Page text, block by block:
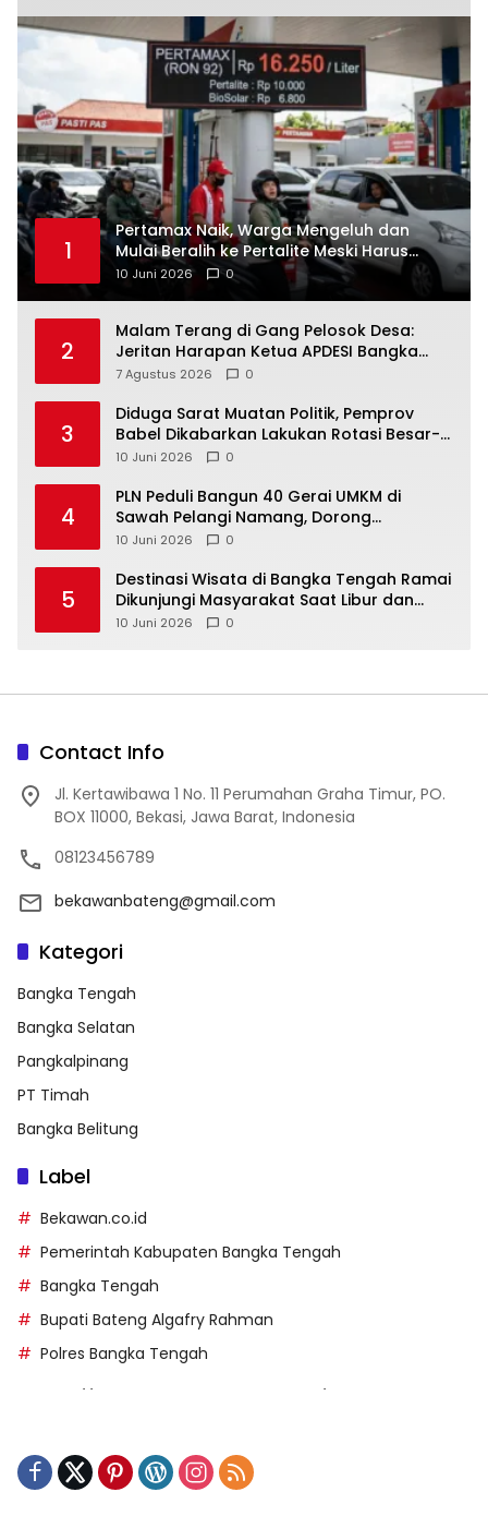
1
‎Pertamax Naik, Warga Mengeluh dan
Mulai Beralih ke Pertalite Meski Harus
10 Juni 2026 0
2
Malam Terang di Gang Pelosok Desa:
Jeritan Harapan Ketua APDESI Bangka
Tengah untuk PLN Babel
7 Agustus 2026 0
3
‎Diduga Sarat Muatan Politik, Pemprov
Babel Dikabarkan Lakukan Rotasi Besar-
10 Juni 2026 0
4
‎PLN Peduli Bangun 40 Gerai UMKM di
Sawah Pelangi Namang, Dorong
10 Juni 2026 0
5
‎Destinasi Wisata di Bangka Tengah Ramai
Dikunjungi Masyarakat Saat Libur dan
Akhir Pekan
10 Juni 2026 0
Contact Info
Jl. Kertawibawa 1 No. 11 Perumahan Graha Timur, PO.
BOX 11000, Bekasi, Jawa Barat, Indonesia
08123456789
bekawanbateng@gmail.com
Kategori
Bangka Tengah
Bangka Selatan
Pangkalpinang
PT Timah
Bangka Belitung
Label
Bekawan.co.id
Pemerintah Kabupaten Bangka Tengah
Bangka Tengah
Bupati Bateng Algafry Rahman
Polres Bangka Tengah
https://kecsitim.sitarokab.go.id/